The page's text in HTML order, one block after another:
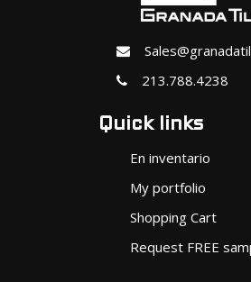
213.788.4238
Quick links
En inventario
My portfolio
Shopping Cart
Request FREE